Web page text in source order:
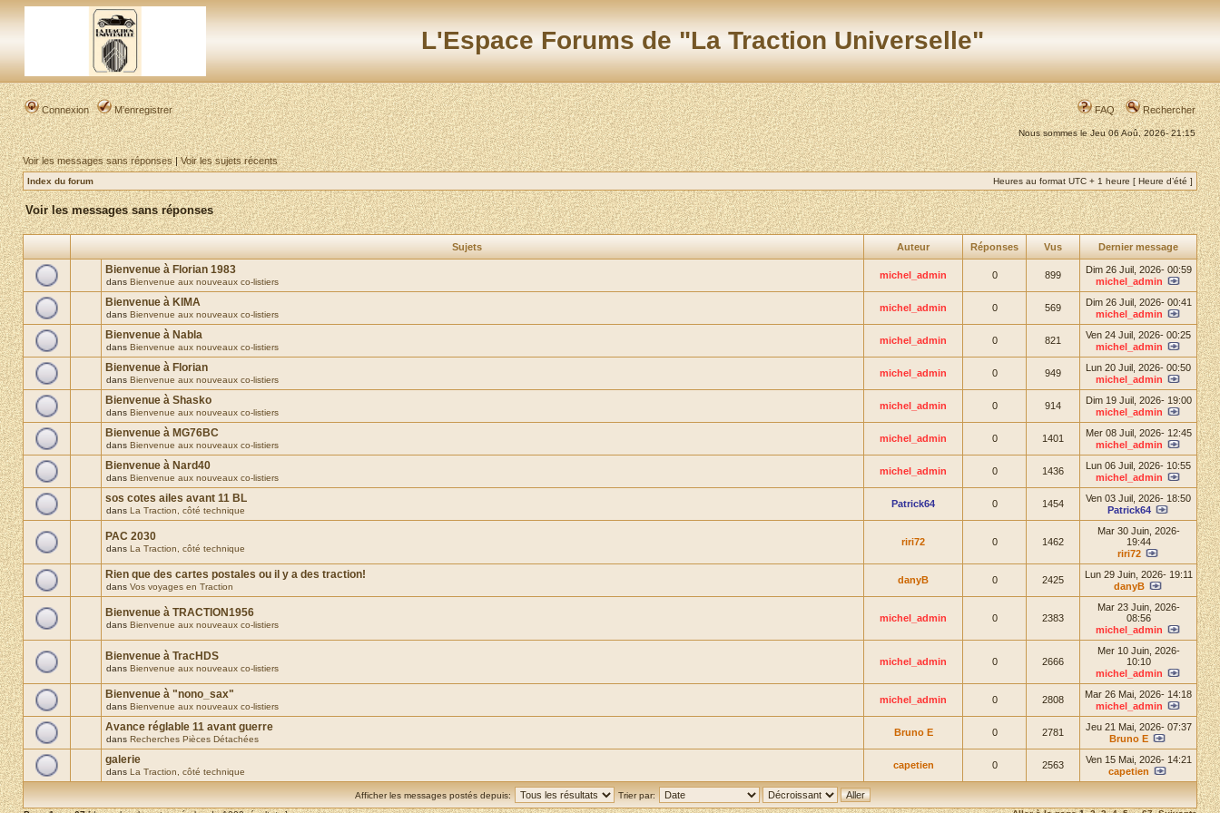
L'Espace Forums de "La Traction Universelle"
Connexion M’enregistrer FAQ Rechercher
Nous sommes le Jeu 06 Aoû, 2026- 21:15
Voir les messages sans réponses|Voir les sujets récents
Index du forum Heures au format UTC + 1 heure [ Heure d’été ]
Voir les messages sans réponses
Sujets Auteur Réponses Vus Dernier message
Bienvenue à Florian 1983
dans Bienvenue aux nouveaux co-listiers
michel_admin 0 899
Dim 26 Juil, 2026- 00:59
michel_admin
Bienvenue à KIMA
dans Bienvenue aux nouveaux co-listiers
michel_admin 0 569
Dim 26 Juil, 2026- 00:41
michel_admin
Bienvenue à Nabla
dans Bienvenue aux nouveaux co-listiers
michel_admin 0 821
Ven 24 Juil, 2026- 00:25
michel_admin
Bienvenue à Florian
dans Bienvenue aux nouveaux co-listiers
michel_admin 0 949
Lun 20 Juil, 2026- 00:50
michel_admin
Bienvenue à Shasko
dans Bienvenue aux nouveaux co-listiers
michel_admin 0 914
Dim 19 Juil, 2026- 19:00
michel_admin
Bienvenue à MG76BC
dans Bienvenue aux nouveaux co-listiers
michel_admin 0 1401
Mer 08 Juil, 2026- 12:45
michel_admin
Bienvenue à Nard40
dans Bienvenue aux nouveaux co-listiers
michel_admin 0 1436
Lun 06 Juil, 2026- 10:55
michel_admin
sos cotes ailes avant 11 BL
dans La Traction, côté technique
Patrick64 0 1454
Ven 03 Juil, 2026- 18:50
Patrick64
PAC 2030
dans La Traction, côté technique
riri72 0 1462
Mar 30 Juin, 2026-
19:44
riri72
Rien que des cartes postales ou il y a des traction!
dans Vos voyages en Traction
danyB 0 2425
Lun 29 Juin, 2026- 19:11
danyB
Bienvenue à TRACTION1956
dans Bienvenue aux nouveaux co-listiers
michel_admin 0 2383
Mar 23 Juin, 2026-
08:56
michel_admin
Bienvenue à TracHDS
dans Bienvenue aux nouveaux co-listiers
michel_admin 0 2666
Mer 10 Juin, 2026-
10:10
michel_admin
Bienvenue à "nono_sax"
dans Bienvenue aux nouveaux co-listiers
michel_admin 0 2808
Mar 26 Mai, 2026- 14:18
michel_admin
Avance réglable 11 avant guerre
dans Recherches Pièces Détachées
Bruno E 0 2781
Jeu 21 Mai, 2026- 07:37
Bruno E
galerie
dans La Traction, côté technique
capetien 0 2563
Ven 15 Mai, 2026- 14:21
capetien
Afficher les messages postés depuis:
Trier par: